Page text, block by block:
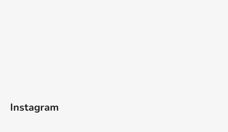
Instagram